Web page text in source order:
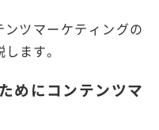
ツマーケティングの
ます。
めにコンテンツマ